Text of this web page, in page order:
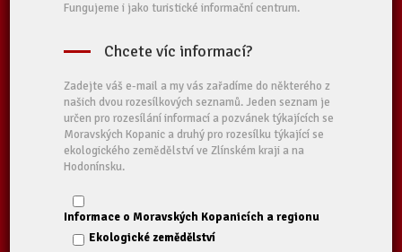
Fungujeme i jako turistické informační centrum.
Chcete víc informací?
Zadejte váš e-mail a my vás zařadíme do některého z
našich dvou rozesílkových seznamů. Jeden seznam je
určen pro rozesílání informací a pozvánek týkajících se
Moravských Kopanic a druhý pro rozesílku týkající se
ekologického zemědělství ve Zlínském kraji a na
Hodonínsku.
Informace o Moravských Kopanicích a regionu
Ekologické zemědělství